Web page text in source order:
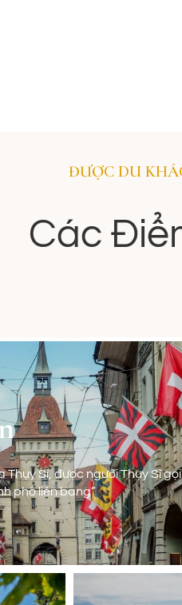
ĐƯỢC DU
Các
Sĩ, được người Thụy Sĩ
phố liên bang”